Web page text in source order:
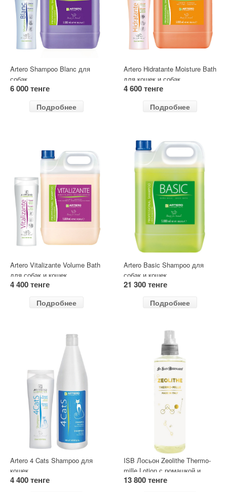
Artero Shampoo Blanc для
собак
6 000 тенге
Подробнее
Artero Hidratante Moisture Bath
для кошек и собак
4 600 тенге
Подробнее
Artero Vitalizante Volume Bath
для собак и кошек
4 400 тенге
Подробнее
Artero Basic Shampoo для
собак и кошек
21 300 тенге
Подробнее
Artero 4 Cats Shampoo для
кошек
4 400 тенге
ISB Лосьон Zeolithe Thermo-
mille Lotion с ромашкой и
мальвой для кожи и шерсти
13 800 тенге